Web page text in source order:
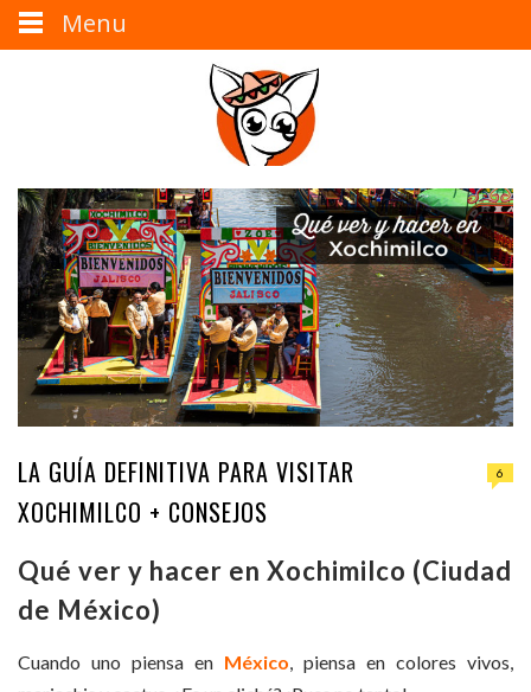
LA GUÍA DEFINITIVA PARA VISITAR
XOCHIMILCO + CONSEJOS
6
Qué ver y hacer en Xochimilco (Ciudad
de México)
Cuando uno piensa en México, piensa en colores vivos,
Menu